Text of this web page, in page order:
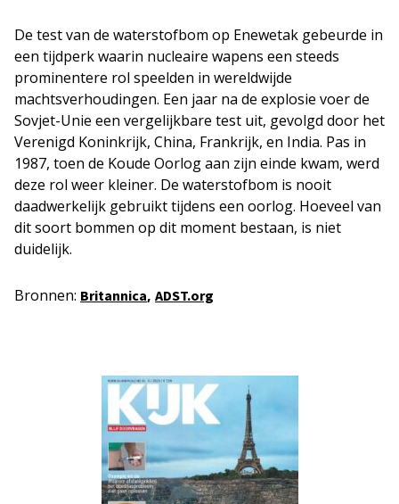
De test van de waterstofbom op Enewetak gebeurde in
een tijdperk waarin nucleaire wapens een steeds
prominentere rol speelden in wereldwijde
machtsverhoudingen. Een jaar na de explosie voer de
Sovjet-Unie een vergelijkbare test uit, gevolgd door het
Verenigd Koninkrijk, China, Frankrijk, en India. Pas in
1987, toen de Koude Oorlog aan zijn einde kwam, werd
deze rol weer kleiner. De waterstofbom is nooit
daadwerkelijk gebruikt tijdens een oorlog. Hoeveel van
dit soort bommen op dit moment bestaan, is niet
duidelijk.
Bronnen: Britannica, ADST.org